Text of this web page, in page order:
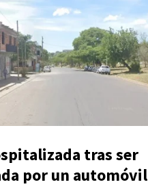
tras ser
por un automóvil